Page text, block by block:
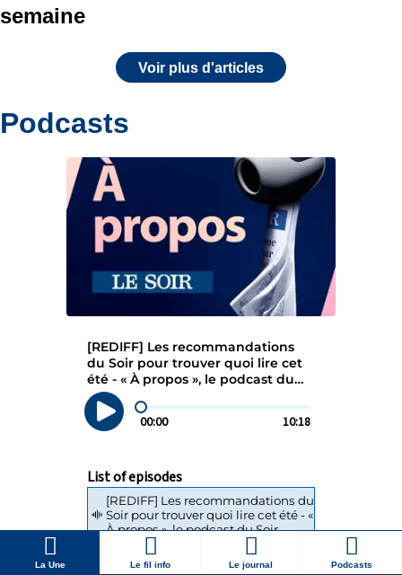
La Une Le fil info Le journal Podcasts
semaine
Voir plus d'articles
Podcasts